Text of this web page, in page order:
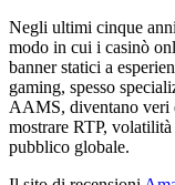
Negli ultimi cinque
modo in cui i casinò
banner statici a
gaming, spesso
AAMS, diventano veri
mostrare RTP,
pubblico globale.